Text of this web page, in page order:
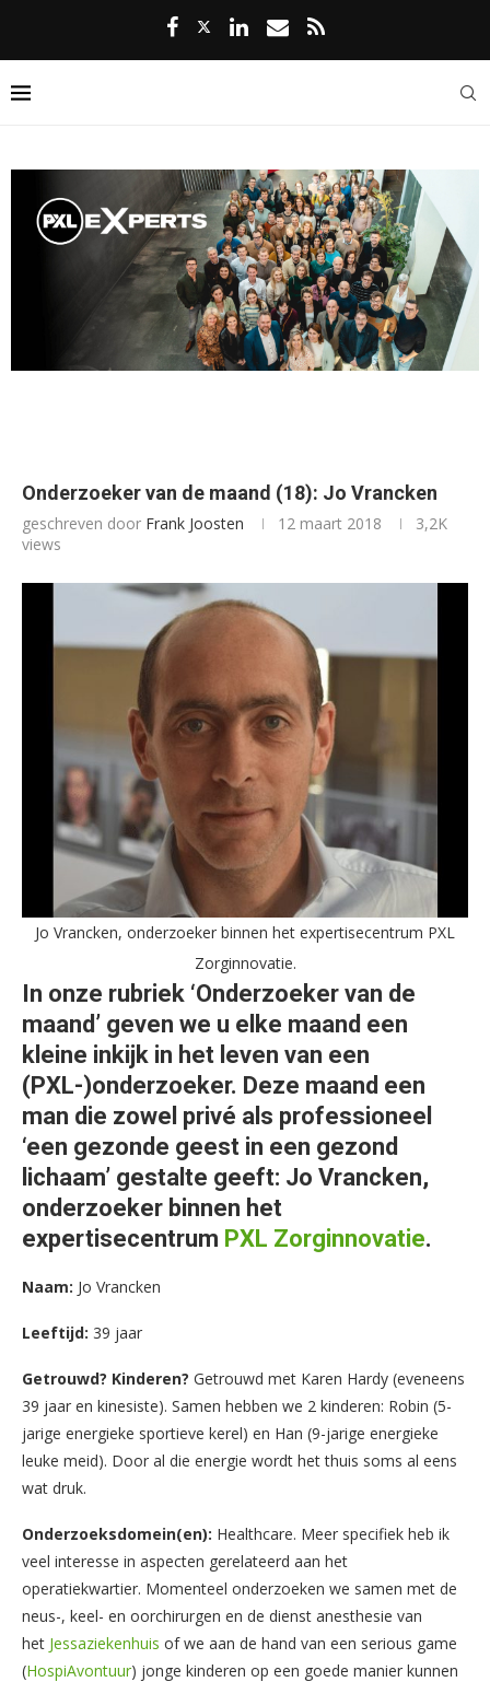
Onderzoeker van de maand (18): Jo Vrancken
geschreven door Frank Joosten 12 maart 2018
3,2K
views
Jo Vrancken, onderzoeker binnen het expertisecentrum PXL
Zorginnovatie.
In onze rubriek ‘Onderzoeker van de
maand’ geven we u elke maand een
kleine inkijk in het leven van een
(PXL-)onderzoeker. Deze maand een
man die zowel privé als professioneel
‘een gezonde geest in een gezond
lichaam’ gestalte geeft: Jo Vrancken,
onderzoeker binnen het
expertisecentrum PXL Zorginnovatie.
Naam: Jo Vrancken
Leeftijd: 39 jaar
Getrouwd? Kinderen? Getrouwd met Karen Hardy (eveneens
39 jaar en kinesiste). Samen hebben we 2 kinderen: Robin (5-
jarige energieke sportieve kerel) en Han (9-jarige energieke
leuke meid). Door al die energie wordt het thuis soms al eens
wat druk.
Onderzoeksdomein(en): Healthcare. Meer specifiek heb ik
veel interesse in aspecten gerelateerd aan het
operatiekwartier. Momenteel onderzoeken we samen met de
neus-, keel- en oorchirurgen en de dienst anesthesie van
het Jessaziekenhuis of we aan de hand van een serious game
(HospiAvontuur) jonge kinderen op een goede manier kunnen